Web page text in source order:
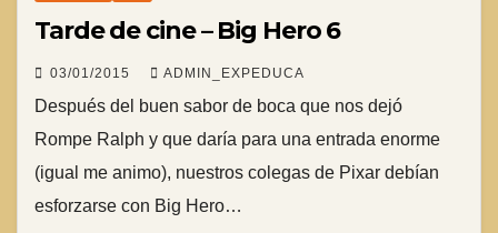
Tarde de cine – Big Hero 6
03/01/2015 ADMIN_EXPEDUCA
Después del buen sabor de boca que nos dejó
Rompe Ralph y que daría para una entrada enorme
(igual me animo), nuestros colegas de Pixar debían
esforzarse con Big Hero…